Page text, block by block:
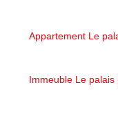
Appartement Le
Immeuble Le palais